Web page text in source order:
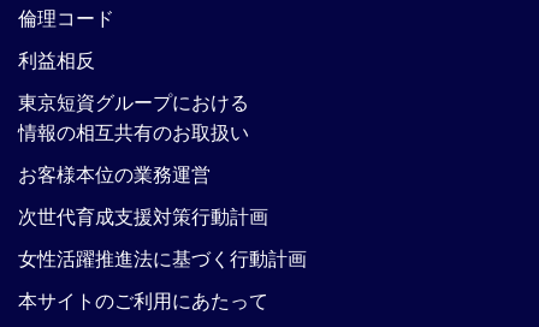
倫理コード
利益相反
東京短資グループにおける
情報の相互共有のお取扱い
お客様本位の業務運営
次世代育成支援対策行動計画
女性活躍推進法に基づく行動計画
本サイトのご利用にあたって